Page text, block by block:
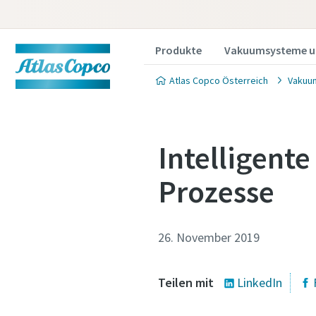
Produkte Vakuumsysteme
Atlas Copco Österreich
Prozesse
26. November 2019
Teilen mit LinkedIn
Atlas
Atlas
Atlas